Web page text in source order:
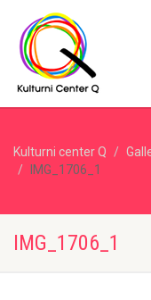
Kulturni center Q
IMG_1706_1
IMG_1706_1